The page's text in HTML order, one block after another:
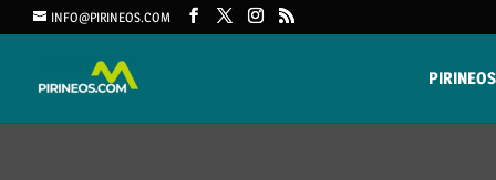
INFO@PIRINEOS.COM
PIRINEOS